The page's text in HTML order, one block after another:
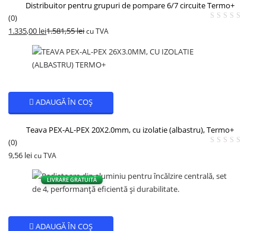
Distribuitor pentru grupuri de pompare 6/7 circuite Termo+
(0)
1.335,00 lei1.581,55leicu TVA
ADAUGĂ ÎN COȘ
Teava PEX-AL-PEX 20X2.0mm, cu izolatie (albastru), Termo+
(0)
9,56 lei cu TVA
LIVRARE GRATUITĂ
ADAUGĂ ÎN COȘ